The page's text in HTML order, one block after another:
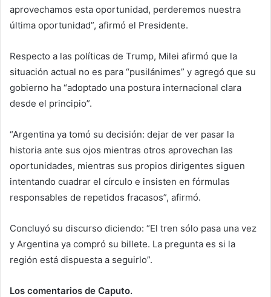
aprovechamos esta oportunidad, perderemos nuestra
última oportunidad”, afirmó el Presidente.
Respecto a las políticas de Trump, Milei afirmó que la
situación actual no es para “pusilánimes” y agregó que su
gobierno ha “adoptado una postura internacional clara
desde el principio”.
“Argentina ya tomó su decisión: dejar de ver pasar la
historia ante sus ojos mientras otros aprovechan las
oportunidades, mientras sus propios dirigentes siguen
intentando cuadrar el círculo e insisten en fórmulas
responsables de repetidos fracasos”, afirmó.
Concluyó su discurso diciendo: “El tren sólo pasa una vez
y Argentina ya compró su billete. La pregunta es si la
región está dispuesta a seguirlo”.
Los comentarios de Caputo.